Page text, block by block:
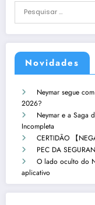
Novidades
Neymar segue
2026?
Neymar e a Saga
Incompleta
CERTIDÃO 【
PEC DA
O lado oculto do
aplicativo